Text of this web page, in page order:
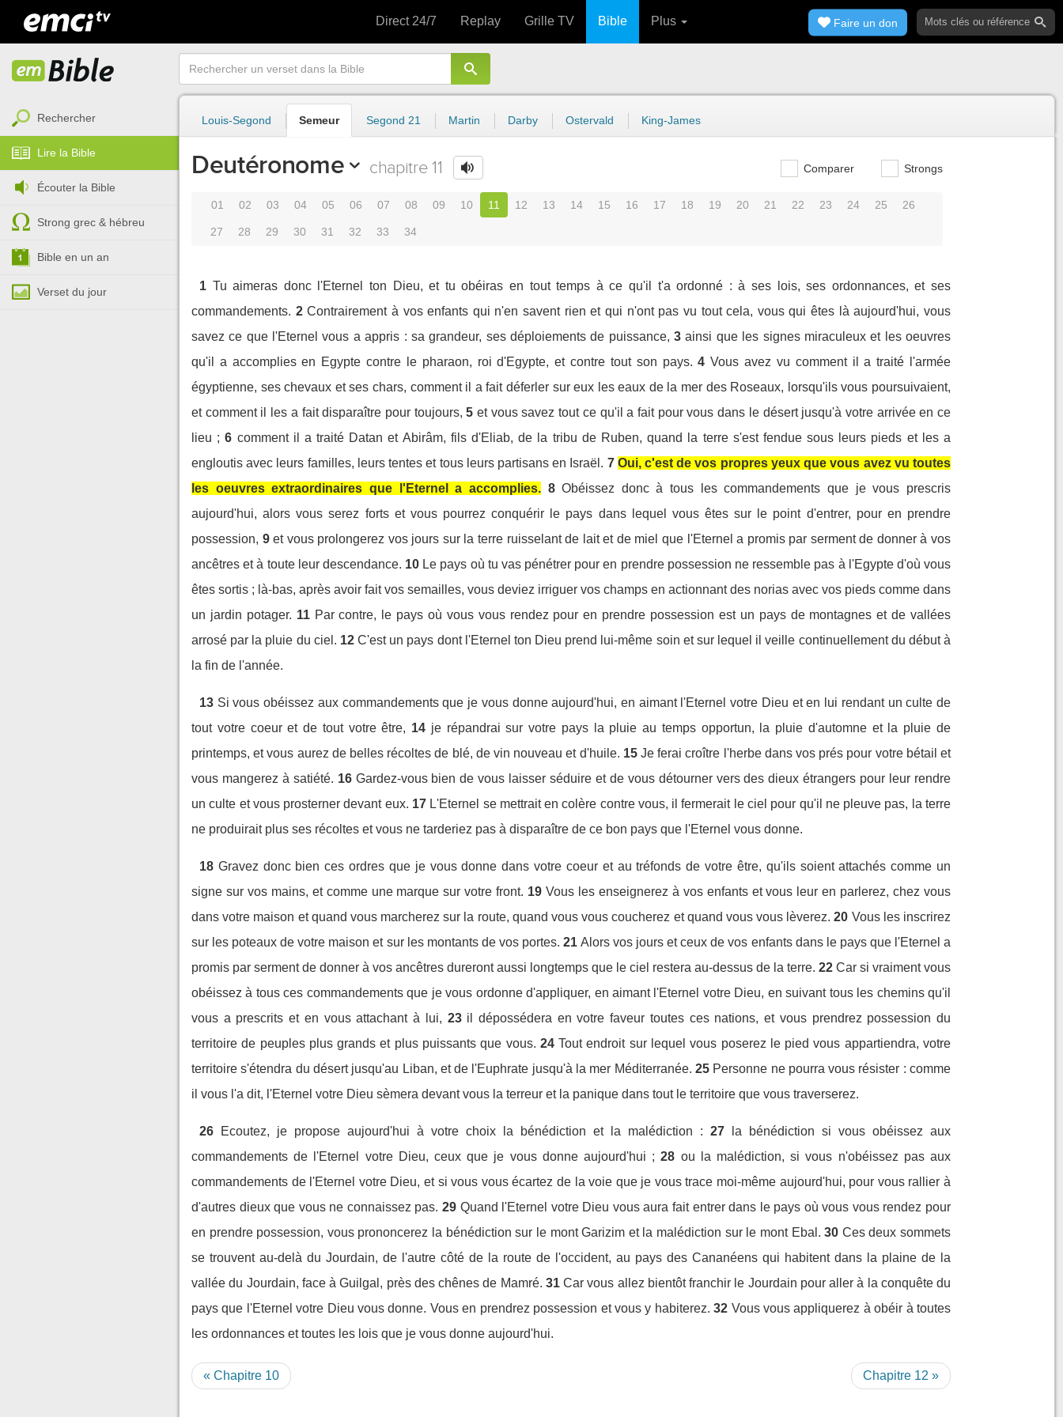
Direct 24/7 Replay Grille TV Bible Plus Faire un don
Rechercher
Lire la Bible
Écouter la Bible
Strong grec & hébreu
Bible en un an
Verset du jour
Louis-Segond Semeur Segond 21 Martin Darby Ostervald King-James
Deutéronome chapitre 11 Comparer Strongs
01 02 03 04 05 06 07 08 09 10 11 12 13 14 15 16 17 18 19 20 21 22 23 24 25 26
27 28 29 30 31 32 33 34
1 Tu aimeras donc l'Eternel ton Dieu, et tu obéiras en tout temps à ce qu'il t'a ordonné : à ses lois, ses ordonnances, et ses
commandements. 2 Contrairement à vos enfants qui n'en savent rien et qui n'ont pas vu tout cela, vous qui êtes là aujourd'hui, vous
savez ce que l'Eternel vous a appris : sa grandeur, ses déploiements de puissance, 3 ainsi que les signes miraculeux et les oeuvres
qu'il a accomplies en Egypte contre le pharaon, roi d'Egypte, et contre tout son pays. 4 Vous avez vu comment il a traité l'armée
égyptienne, ses chevaux et ses chars, comment il a fait déferler sur eux les eaux de la mer des Roseaux, lorsqu'ils vous poursuivaient,
et comment il les a fait disparaître pour toujours, 5 et vous savez tout ce qu'il a fait pour vous dans le désert jusqu'à votre arrivée en ce
lieu ; 6 comment il a traité Datan et Abirâm, fils d'Eliab, de la tribu de Ruben, quand la terre s'est fendue sous leurs pieds et les a
engloutis avec leurs familles, leurs tentes et tous leurs partisans en Israël. 7 Oui, c'est de vos propres yeux que vous avez vu toutes
les oeuvres extraordinaires que l'Eternel a accomplies. 8 Obéissez donc à tous les commandements que je vous prescris
aujourd'hui, alors vous serez forts et vous pourrez conquérir le pays dans lequel vous êtes sur le point d'entrer, pour en prendre
possession, 9 et vous prolongerez vos jours sur la terre ruisselant de lait et de miel que l'Eternel a promis par serment de donner à vos
ancêtres et à toute leur descendance. 10 Le pays où tu vas pénétrer pour en prendre possession ne ressemble pas à l'Egypte d'où vous
êtes sortis ; là-bas, après avoir fait vos semailles, vous deviez irriguer vos champs en actionnant des norias avec vos pieds comme dans
un jardin potager. 11 Par contre, le pays où vous vous rendez pour en prendre possession est un pays de montagnes et de vallées
arrosé par la pluie du ciel. 12 C'est un pays dont l'Eternel ton Dieu prend lui-même soin et sur lequel il veille continuellement du début à
la fin de l'année.
13 Si vous obéissez aux commandements que je vous donne aujourd'hui, en aimant l'Eternel votre Dieu et en lui rendant un culte de
tout votre coeur et de tout votre être, 14 je répandrai sur votre pays la pluie au temps opportun, la pluie d'automne et la pluie de
printemps, et vous aurez de belles récoltes de blé, de vin nouveau et d'huile. 15 Je ferai croître l'herbe dans vos prés pour votre bétail et
vous mangerez à satiété. 16 Gardez-vous bien de vous laisser séduire et de vous détourner vers des dieux étrangers pour leur rendre
un culte et vous prosterner devant eux. 17 L'Eternel se mettrait en colère contre vous, il fermerait le ciel pour qu'il ne pleuve pas, la terre
ne produirait plus ses récoltes et vous ne tarderiez pas à disparaître de ce bon pays que l'Eternel vous donne.
18 Gravez donc bien ces ordres que je vous donne dans votre coeur et au tréfonds de votre être, qu'ils soient attachés comme un
signe sur vos mains, et comme une marque sur votre front. 19 Vous les enseignerez à vos enfants et vous leur en parlerez, chez vous
dans votre maison et quand vous marcherez sur la route, quand vous vous coucherez et quand vous vous lèverez. 20 Vous les inscrirez
sur les poteaux de votre maison et sur les montants de vos portes. 21 Alors vos jours et ceux de vos enfants dans le pays que l'Eternel a
promis par serment de donner à vos ancêtres dureront aussi longtemps que le ciel restera au-dessus de la terre. 22 Car si vraiment vous
obéissez à tous ces commandements que je vous ordonne d'appliquer, en aimant l'Eternel votre Dieu, en suivant tous les chemins qu'il
vous a prescrits et en vous attachant à lui, 23 il dépossédera en votre faveur toutes ces nations, et vous prendrez possession du
territoire de peuples plus grands et plus puissants que vous. 24 Tout endroit sur lequel vous poserez le pied vous appartiendra, votre
territoire s'étendra du désert jusqu'au Liban, et de l'Euphrate jusqu'à la mer Méditerranée. 25 Personne ne pourra vous résister : comme
il vous l'a dit, l'Eternel votre Dieu sèmera devant vous la terreur et la panique dans tout le territoire que vous traverserez.
26 Ecoutez, je propose aujourd'hui à votre choix la bénédiction et la malédiction : 27
la bénédiction si vous obéissez aux
commandements de l'Eternel votre Dieu, ceux que je vous donne aujourd'hui ; 28 ou la malédiction, si vous n'obéissez pas aux
commandements de l'Eternel votre Dieu, et si vous vous écartez de la voie que je vous trace moi-même aujourd'hui, pour vous rallier à
d'autres dieux que vous ne connaissez pas. 29 Quand l'Eternel votre Dieu vous aura fait entrer dans le pays où vous vous rendez pour
en prendre possession, vous prononcerez la bénédiction sur le mont Garizim et la malédiction sur le mont Ebal. 30 Ces deux sommets
se trouvent au-delà du Jourdain, de l'autre côté de la route de l'occident, au pays des Cananéens qui habitent dans la plaine de la
vallée du Jourdain, face à Guilgal, près des chênes de Mamré. 31 Car vous allez bientôt franchir le Jourdain pour aller à la conquête du
pays que l'Eternel votre Dieu vous donne. Vous en prendrez possession et vous y habiterez. 32 Vous vous appliquerez à obéir à toutes
les ordonnances et toutes les lois que je vous donne aujourd'hui.
« Chapitre 10 Chapitre 12 »